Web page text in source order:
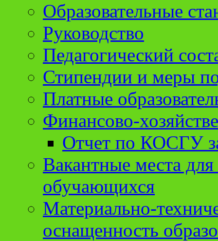
Образовательные
Руководство
Педагогический
Стипендии и меры
Платные
Финансово-
Отчет по КОСГУ
Вакантные места
обучающихся
Материально-
оснащенность